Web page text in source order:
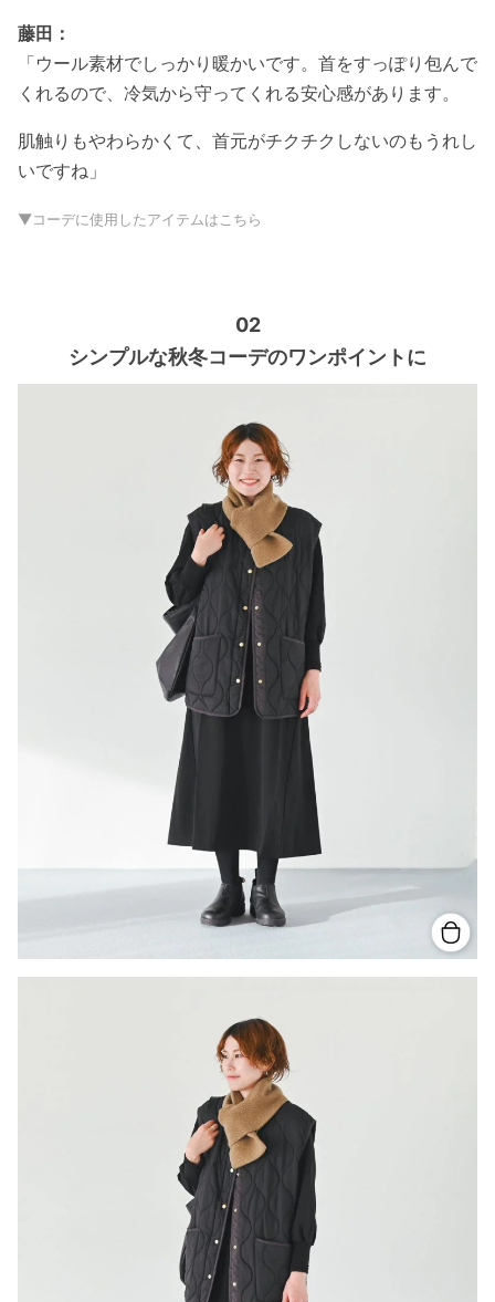
藤田：
「ウール素材でしっかり暖かいです。首をすっぽり包んで
くれるので、冷気から守ってくれる安心感があります。
肌触りもやわらかくて、首元がチクチクしないのもうれし
いですね」
▼コーデに使用したアイテムはこちら
02
シンプルな秋冬コーデのワンポイントに